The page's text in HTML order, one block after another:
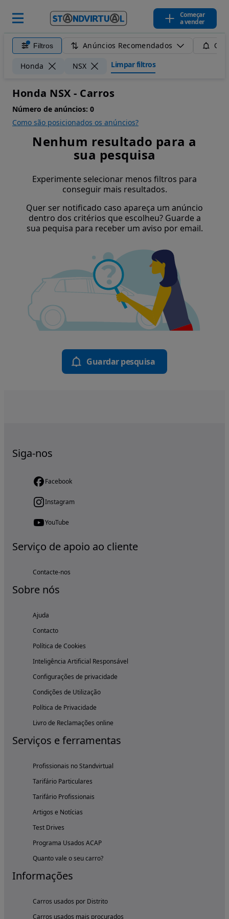
Começar
a vender
Filtros Anúncios Recomendados
Honda NSX Limpar filtros
Honda NSX - Carros
Número de anúncios: 0
Como são posicionados os anúncios?
Nenhum resultado para a
sua pesquisa
Experimente selecionar menos filtros para
conseguir mais resultados.
Quer ser notificado caso apareça um anúncio
dentro dos critérios que escolheu? Guarde a
sua pequisa para receber um aviso por email.
Guardar pesquisa
Siga-nos
Facebook
Instagram
YouTube
Serviço de apoio ao cliente
Contacte-nos
Sobre nós
Ajuda
Contacto
Política de Cookies
Inteligência Artificial Responsável
Configurações de privacidade
Condições de Utilização
Política de Privacidade
Livro de Reclamações online
Serviços e ferramentas
Profissionais no Standvirtual
Tarifário Particulares
Tarifário Profissionais
Artigos e Notícias
Test Drives
Programa Usados ACAP
Quanto vale o seu carro?
Informações
Carros usados por Distrito
Carros usados mais procurados